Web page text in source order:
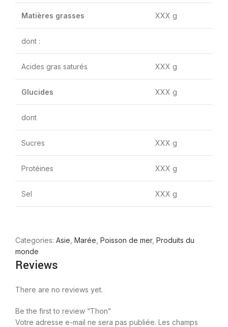
Matières grasses XXX g
dont :
Acides gras saturés XXX g
Glucides XXX g
dont
Sucres XXX g
Protéines XXX g
Sel XXX g
Categories: Asie Marée Poisson de mer, Produits du
monde
Reviews
There are no reviews yet.
Be the first to review “Thon”
Votre adresse e-mail ne sera pas publiée. Les champs